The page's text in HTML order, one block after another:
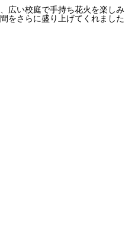
広い校庭で手持ち花火を楽し
をさらに盛り上げてくれました